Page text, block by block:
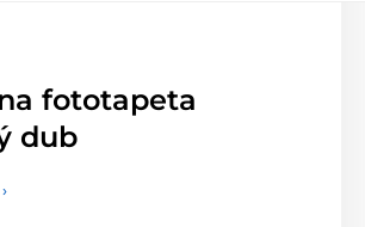
fototapeta
dub